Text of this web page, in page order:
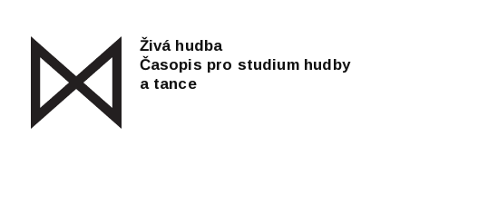
Živá hudba
Časopis pro studium hudby
a tance